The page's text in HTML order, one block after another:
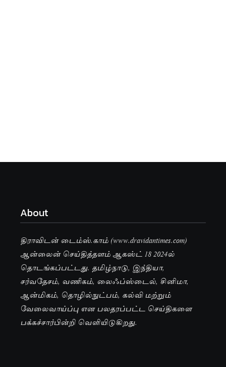
About
திராவிடன் டைம்ஸ்.காம் (www.dravidantimes.com)
ஆன்லைன் செய்தித்தளம் ஆகஸ்ட் 18 2024ல்
தொடங்கப்பட்டது. தமிழ்நாடு, இந்தியா,
சர்வதேசம், வணிகம், லைஃப்ஸ்டைல், சினிமா,
ஆன்மிகம், தொழில்நுட்பம், கல்வி மற்றும்
வேலைவாய்ப்பு என பலதரப்பட்ட செய்திகளை
பக்கச்சார்பின்றி வெளியிடுகிறது.